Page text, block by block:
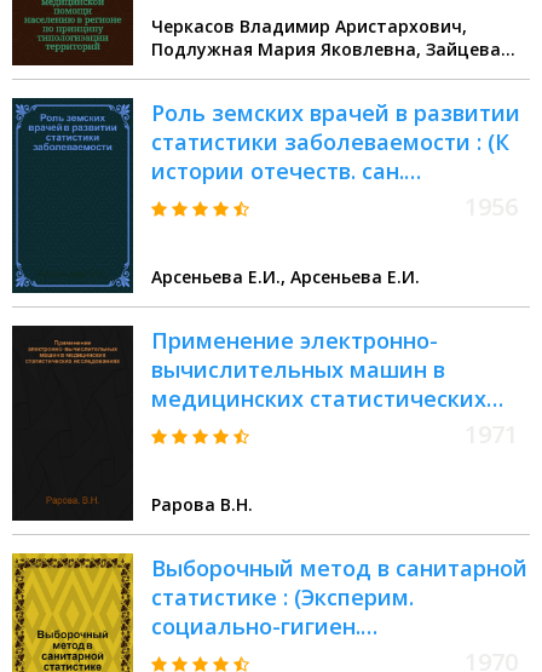
Черкасов Владимир Аристархович,
Подлужная Мария Яковлевна, Зайцева
Роль земских врачей в развитии
статистики заболеваемости : (К
истории отечеств. сан.
статистики) : Автореферат дис.
Арсеньева Е.И., Арсеньева Е.И.
Применение электронно-
вычислительных машин в
медицинских статистических
исследованиях
Рарова В.Н.
Выборочный метод в санитарной
статистике : (Эксперим.
социально-гигиен.
исследование) : Автореф. дис. на